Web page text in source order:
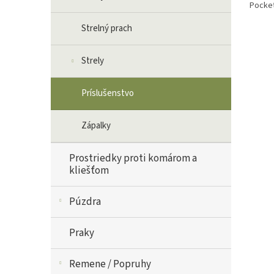
Strelný prach
Strely
Príslušenstvo
Zápalky
Prostriedky proti komárom a
kliešťom
Púzdra
Praky
Remene / Popruhy